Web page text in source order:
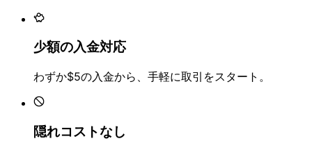
少額の入金対応
わずか$5の入金から、 手軽に取引をスタート。
隠れコストなし